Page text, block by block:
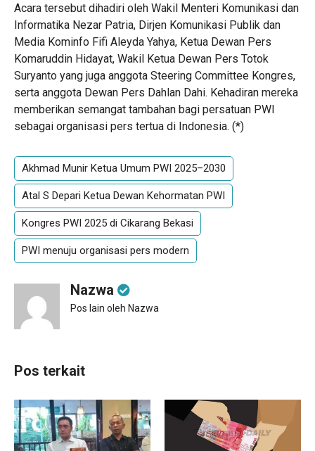
Acara tersebut dihadiri oleh Wakil Menteri Komunikasi dan
Informatika Nezar Patria, Dirjen Komunikasi Publik dan
Media Kominfo Fifi Aleyda Yahya, Ketua Dewan Pers
Komaruddin Hidayat, Wakil Ketua Dewan Pers Totok
Suryanto yang juga anggota Steering Committee Kongres,
serta anggota Dewan Pers Dahlan Dahi. Kehadiran mereka
memberikan semangat tambahan bagi persatuan PWI
sebagai organisasi pers tertua di Indonesia. (*)
Akhmad Munir Ketua Umum PWI 2025–2030
Atal S Depari Ketua Dewan Kehormatan PWI
Kongres PWI 2025 di Cikarang Bekasi
PWI menuju organisasi pers modern
Nazwa
Pos lain oleh Nazwa
Pos terkait